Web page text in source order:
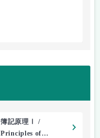
簿記原理Ⅰ /
Principles of